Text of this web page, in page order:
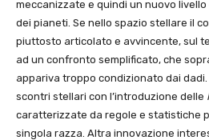
meccanizzate e quindi un nuovo
dei pianeti. Se nello spazio stellare il
piuttosto articolato e avvincente, sul
ad un confronto semplificato, che
appariva troppo condizionato dai
scontri stellari con l’introduzione delle
caratterizzate da regole e statistiche
singola razza. Altra innovazione